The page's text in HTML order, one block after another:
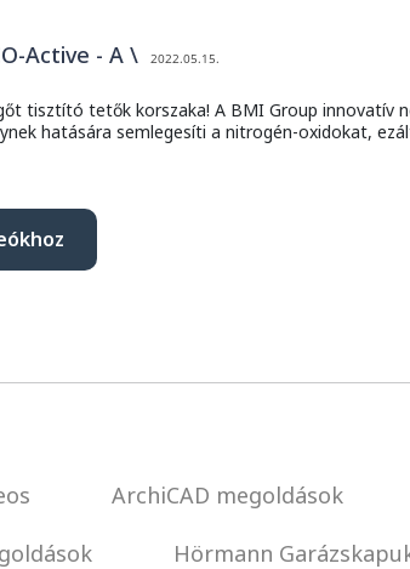
Active - A \ 2022.05.15.
tisztító tetők korszaka! A BMI Group innovatív
hatására semlegesíti a nitrogén-oxidokat,
ArchiCAD megoldások
Hörmann